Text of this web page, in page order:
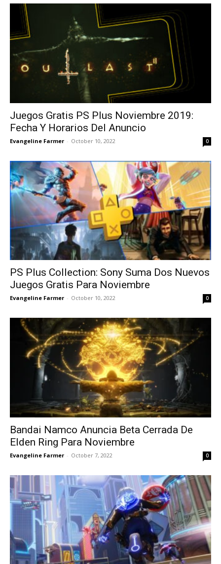
Juegos Gratis PS Plus Noviembre 2019:
Fecha Y Horarios Del Anuncio
Evangeline Farmer - October 10, 2022 0
PS Plus Collection: Sony Suma Dos Nuevos
Juegos Gratis Para Noviembre
Evangeline Farmer - October 10, 2022 0
Bandai Namco Anuncia Beta Cerrada De
Elden Ring Para Noviembre
Evangeline Farmer - October 7, 2022 0